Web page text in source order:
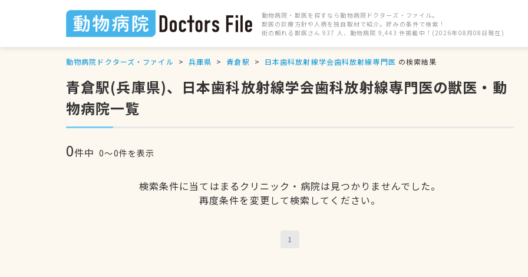
動物病院・獣医を探すなら動物病院ドクターズ・ファイル。
獣医の診療方針や人柄を独自取材で紹介。好みの条件で検索！
街の頼れる獣医さん 937 人、動物病院 9,443 件掲載中！(2026年08月08日現在)
動物病院ドクターズ・ファイル 兵庫県 青倉駅 日本歯科放射線学会歯科放射線専門医 の検索結果
青倉駅(兵庫県)、日本歯科放射線学会歯科放射線専門医の獣医・動
物病院一覧
0件中 0〜0件を表示
検索条件に当てはまるクリニック・病院は見つかりませんでした。
再度条件を変更して検索してください。
1